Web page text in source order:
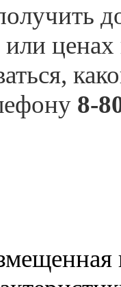
или
8-